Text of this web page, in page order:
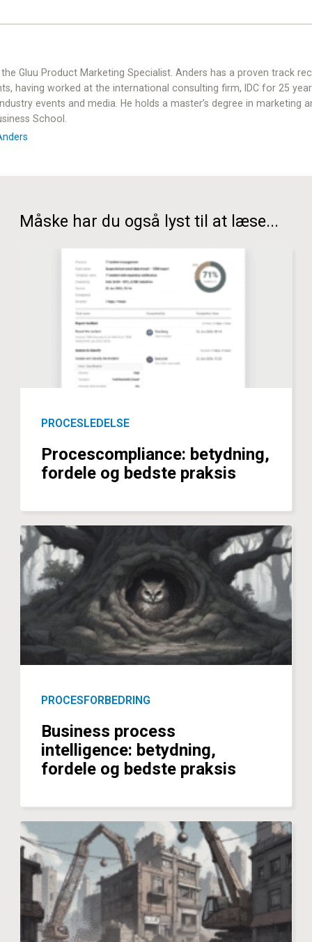
the Gluu Product Marketing Specialist. Anders has a proven track
having worked at the international consulting firm, IDC for 25
events and media. He holds a master’s degree in marketing
School.
Måske har du også lyst til at læse...
PROCESLEDELSE
Procescompliance: betydning,
fordele og bedste praksis
PROCESFORBEDRING
Business process
intelligence: betydning,
fordele og bedste praksis